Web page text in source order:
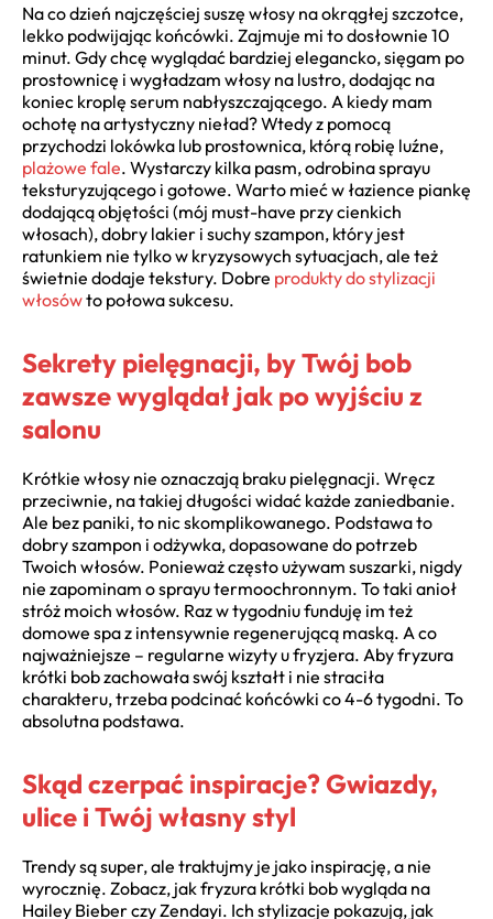
Na co dzień najczęściej suszę włosy na okrągłej szczotce,
lekko podwijając końcówki. Zajmuje mi to dosłownie 10
minut. Gdy chcę wyglądać bardziej elegancko, sięgam po
prostownicę i wygładzam włosy na lustro, dodając na
koniec kroplę serum nabłyszczającego. A kiedy mam
ochotę na artystyczny nieład? Wtedy z pomocą
przychodzi lokówka lub prostownica, którą robię luźne,
plażowe fale. Wystarczy kilka pasm, odrobina sprayu
teksturyzującego i gotowe. Warto mieć w łazience piankę
dodającą objętości (mój must-have przy cienkich
włosach), dobry lakier i suchy szampon, który jest
ratunkiem nie tylko w kryzysowych sytuacjach, ale też
świetnie dodaje tekstury. Dobre produkty do stylizacji
włosówto połowa sukcesu.
Sekrety pielęgnacji, by Twój bob
zawsze wyglądał jak po wyjściu z
salonu
Krótkie włosy nie oznaczają braku pielęgnacji. Wręcz
przeciwnie, na takiej długości widać każde zaniedbanie.
Ale bez paniki, to nic skomplikowanego. Podstawa to
dobry szampon i odżywka, dopasowane do potrzeb
Twoich włosów. Ponieważ często używam suszarki, nigdy
nie zapominam o sprayu termoochronnym. To taki anioł
stróż moich włosów. Raz w tygodniu funduję im też
domowe spa z intensywnie regenerującą maską. A co
najważniejsze – regularne wizyty u fryzjera. Aby fryzura
krótki bob zachowała swój kształt i nie straciła
charakteru, trzeba podcinać końcówki co 4-6 tygodni. To
absolutna podstawa.
Skąd czerpać inspiracje? Gwiazdy,
ulice i Twój własny styl
Trendy są super, ale traktujmy je jako inspirację, a nie
wyrocznię. Zobacz, jak fryzura krótki bob wygląda na
Hailey Bieber czy Zendayi. Ich stylizacje pokazują, jak